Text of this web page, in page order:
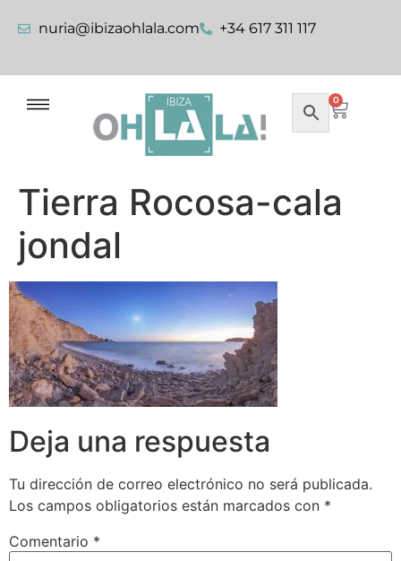
nuria@ibizaohlala.com +34 617 311 117
0
Tierra Rocosa-cala
jondal
Deja una respuesta
Tu dirección de correo electrónico no será publicada.
Los campos obligatorios están marcados con *
Comentario *